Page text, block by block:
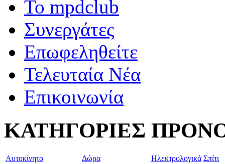
To mpdclub
Συνεργάτες
Επωφεληθείτε
Τελευταία Νέα
Επικοινωνία
ΚΑΤΗΓΟΡΙΕΣ
Aυτοκίνητο Δώρα Ηλεκτρολογικά Σπίτι